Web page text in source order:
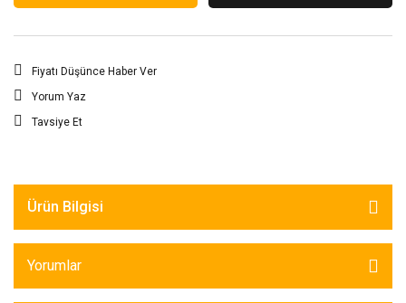
Fiyatı Düşünce Haber Ver
Yorum Yaz
Tavsiye Et
Ürün Bilgisi
Yorumlar